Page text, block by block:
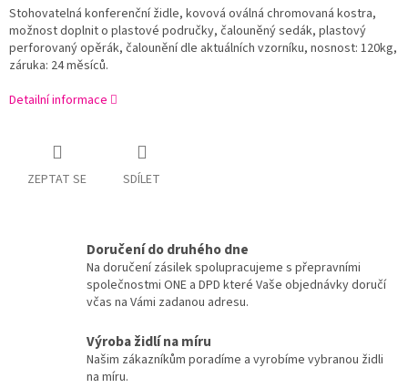
Stohovatelná konferenční židle, kovová oválná chromovaná kostra,
možnost doplnit o plastové područky, čalouněný sedák, plastový
perforovaný opěrák, čalounění dle aktuálních vzorníku, nosnost: 120kg,
záruka: 24 měsíců.
Detailní informace
ZEPTAT SE SDÍLET
Doručení do druhého dne
Na doručení zásilek spolupracujeme s přepravními
společnostmi ONE a DPD které Vaše objednávky doručí
včas na Vámi zadanou adresu.
Výroba židlí na míru
Našim zákazníkům poradíme a vyrobíme vybranou židli
na míru.